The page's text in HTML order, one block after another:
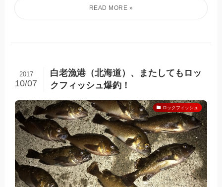
白老漁港（北海道）、またしてもロッ
クフィッシュ爆釣！
2017
10/07
ロックフィッシュ